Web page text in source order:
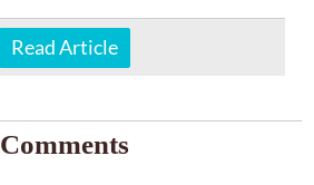
Read Article
Comments